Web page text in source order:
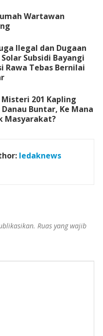
Wartawan
Ilegal dan Dugaan
Subsidi Bayangi
Rawa Tebas Bernilai
Misteri 201 Kapling
Buntar, Ke Mana
Masyarakat?
ledaknews
Ruas yang wajib